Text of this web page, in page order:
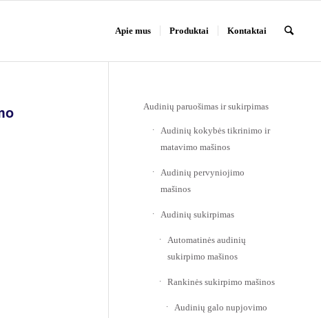
Apie mus Produktai Kontaktai
Audinių paruošimas ir sukirpimas
Audinių kokybės tikrinimo ir
matavimo mašinos
Audinių pervyniojimo
mašinos
Audinių sukirpimas
Automatinės audinių
sukirpimo mašinos
Rankinės sukirpimo mašinos
Audinių galo nupjovimo